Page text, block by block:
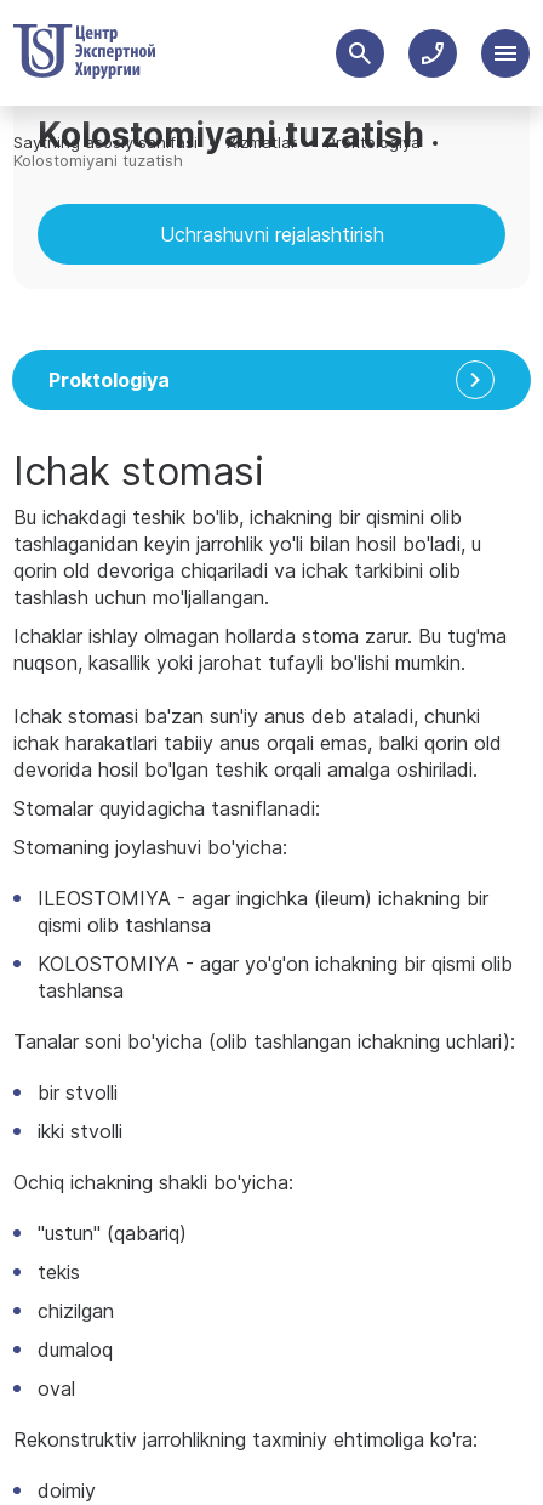
Saytning asosiy sahifasi Xizmatlar
Proktologiya
Kolostomiyani tuzatish
Kolostomiyani tuzatish
Uchrashuvni rejalashtirish
Proktologiya
Ichak stomasi
Bu ichakdagi teshik bo'lib, ichakning bir qismini olib
tashlaganidan keyin jarrohlik yo'li bilan hosil bo'ladi, u
qorin old devoriga chiqariladi va ichak tarkibini olib
tashlash uchun mo'ljallangan.
Ichaklar ishlay olmagan hollarda stoma zarur. Bu tug'ma
nuqson, kasallik yoki jarohat tufayli bo'lishi mumkin.
Ichak stomasi ba'zan sun'iy anus deb ataladi, chunki
ichak harakatlari tabiiy anus orqali emas, balki qorin old
devorida hosil bo'lgan teshik orqali amalga oshiriladi.
Stomalar quyidagicha tasniflanadi:
Stomaning joylashuvi bo'yicha:
ILEOSTOMIYA - agar ingichka (ileum) ichakning bir
qismi olib tashlansa
KOLOSTOMIYA - agar yo'g'on ichakning bir qismi olib
tashlansa
Tanalar soni bo'yicha (olib tashlangan ichakning uchlari):
bir stvolli
ikki stvolli
Ochiq ichakning shakli bo'yicha:
"ustun" (qabariq)
tekis
chizilgan
dumaloq
oval
Rekonstruktiv jarrohlikning taxminiy ehtimoliga ko'ra:
doimiy